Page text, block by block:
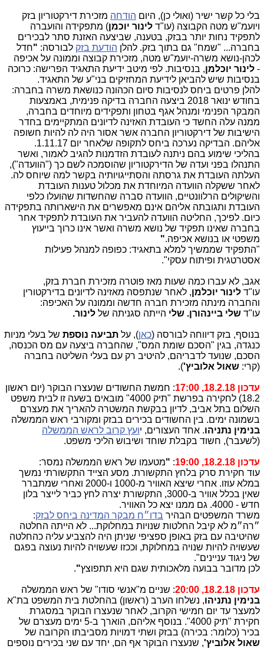
בלי כל קשר ישיר (ואולי כן), היום הודחה מזכירת דירקטוריון בזק
ויועמ"ש מטה הקבוצה (עו"ד לינור יוכמן) מתפקידה והועברה
לתפקיד נחות יותר בבזק, בטענה, שביצעה האזנת סתר לבכירים
בחברה... "שמח" גם בתוך בזק. להלן הודעת בזק לבורסה: "חדל
לכהן-נושא משרה-יועמ"ש מטה, מזכירת קבוצה וממונה על אכיפה
- לינור יוכלמן, בנסיבות. לפי מיטב ידיעת התאגיד הפרישה: כרוכה
בנסיבות שיש להביאן לידיעת המחזיקים בני"ע של התאגיד.
להלן פרטים ביחס לנסיבות סיום הכהונה כנושאת משרה בחברה:
בחודש ינואר 2018 ביצעה החברה בדיקה פנימית, באמצעות
המבקר הפנימי ומנהל אגף בטחון ותפקידים מיוחדים בחברה,
ממנה עלה החשד כי העובדת האזינה לדיונים המתקיימים בחדר
הישיבות של דירקטוריון החברה אשר אסור היה לה להיות חשופה
אליהם. הבדיקה נערכה ביחס לתקופה שלאחר יום 1.11.17.
בהליכי שימוע בהם ניתנה לעובדת הזדמנות להגיב לאמור, ואשר
התנהלו בפני ועדה של הדירקטוריון שהוסמכה לשם כך ("הוועדה"),
העלתה העובדת את גרסתה והסתייגויותיה בקשר למה שיוחס לה.
לאחר ששקלה הוועדה המיוחדת את מכלול טענות העובדת
והשיקולים הרלוונטיים, הוועדה סברה שהחשדות שהועלו כלפי
העובדת ותגובתה אליהם אינם מאפשרים את הישארותה בתפקידה
כיום. לפיכך, החליטה הוועדה להעביר את העובדת לתפקיד אחר
בחברה שאינו תפקיד של נושא משרה ואשר אינו כרוך בייעוץ
משפטי או בנושא אכיפה."
"התפקיד שממשיך למלא בתאגיד: כפופה למנהל פעילות
אסטרטגית ופיתוח עסקי".
אגב, לא עברו כמה שעות מאז פוטרה מזכירת חברת בזק,
עו"ד לינור יוכלמן, לאחר שנתפסה מאזינה לדיונים בדירקטורין
והחברה מינתה מזכירת חברה חדשה וממונה על האכיפה:
עו"ד שלי ביינהורן. שלי הייתה סגניתה של לינור.
בנוסף, בזק דיווחה לבורסה (כאן), על תביעה נוספת של בעלי מניות
כנגדה, בגין "הסכם שומת המס", שהחברה ביצעה עם מס הכנסה,
הסכם, שנועד לדבריהם, להיטיב רק עם בעלי השליטה בחברה
(קרי: שאול אלוביץ').
עדכון 18.2.18, 17:00
: חמשת החשודים שנעצרו הבוקר (יום ראשון
18.2) לחקירה בפרשת "תיק 4000" מובאים בשעה זו לבית משפט
השלום בתל אביב, לדיון בבקשת המשטרה להאריך את מעצרם
בשמונה ימים. בין החשודים בכירים בבזק ומקורבי ראש הממשלה
בנימין נתניהו. אחד העצורים, יועץ קרוב לראש הממשלה
(לשעבר), חשוד בקבלת שוחד ושיבוש הליכי משפט.
עדכון 18.2.18, 19:00 :
"מטעמו של ראש הממשלה נמסר:
עוד חקירת סרק בלחץ התקשורת. מסע הצייד התקשורתי נמשך
במלא עוזו. אחרי שיצא האוויר מ-1000 ו-2000 ואחרי שמתברר
שאין בכלל אוויר ב-3000, התקשורת יצרה לחץ כביר לייצר בלון
חדש - 4000. גם ממנו יצא כל האוויר.
משרד המשפטים הבהיר בדו״ח מבקר המדינה ביחס לבזק:
״רה״מ לא קיבל החלטות שנויות במחלוקת... לא הייתה החלטה
שהיטיבה עם בזק באופן ספציפי שניתן היה להצביע עליה כהחלטה
שעשויה להיות שנויה במחלוקת, וככזו שעשויה להיות נעוצה בפגם
של ניגוד עניינים".
לכן מדובר בבועה מלאכותית שגם היא תתפוצץ"
.
עדכון 18.2.18, 20:00
: שניים מ"אנשי סודו" של ראש הממשלה
בנימין נתניהו, נשלחו הערב (ראשון) בהחלטת בית המשפט בת"א
למעצר עד יום חמישי הקרוב, לאחר שנעצרו הבוקר במסגרת
חקירת "תיק 4000". בנוסף אליהם, הוארך ב-5 ימים מעצרם של
בכיר (כלומר: בכירה) בבזק ושתי דמויות מסביבתו הקרובה של
שאול אלוביץ', שנעצרו הבוקר אף הם, יחד עם שני בכירים נוספים